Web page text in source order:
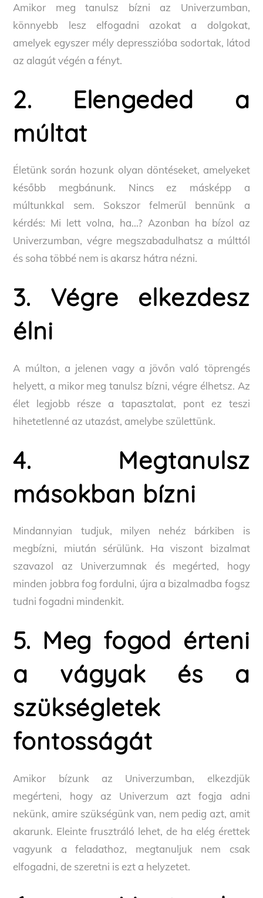
Amikor meg tanulsz bízni az Univerzumban,
könnyebb lesz elfogadni azokat a dolgokat,
amelyek egyszer mély depresszióba sodortak, látod
az alagút végén a fényt.
2. Elengeded a
múltat
Életünk során hozunk olyan döntéseket, amelyeket
később megbánunk. Nincs ez másképp a
múltunkkal sem. Sokszor felmerül bennünk a
kérdés: Mi lett volna, ha…? Azonban ha bízol az
Univerzumban, végre megszabadulhatsz a múlttól
és soha többé nem is akarsz hátra nézni.
3. Végre elkezdesz
élni
A múlton, a jelenen vagy a jövőn való töprengés
helyett, a mikor meg tanulsz bízni, végre élhetsz. Az
élet legjobb része a tapasztalat, pont ez teszi
hihetetlenné az utazást, amelybe születtünk.
4. Megtanulsz
másokban bízni
Mindannyian tudjuk, milyen nehéz bárkiben is
megbízni, miután sérülünk. Ha viszont bizalmat
szavazol az Univerzumnak és megérted, hogy
minden jobbra fog fordulni, újra a bizalmadba fogsz
tudni fogadni mindenkit.
5. Meg fogod érteni
a vágyak és a
szükségletek
fontosságát
Amikor bízunk az Univerzumban, elkezdjük
megérteni, hogy az Univerzum azt fogja adni
nekünk, amire szükségünk van, nem pedig azt, amit
akarunk. Eleinte frusztráló lehet, de ha elég érettek
vagyunk a feladathoz, megtanuljuk nem csak
elfogadni, de szeretni is ezt a helyzetet.